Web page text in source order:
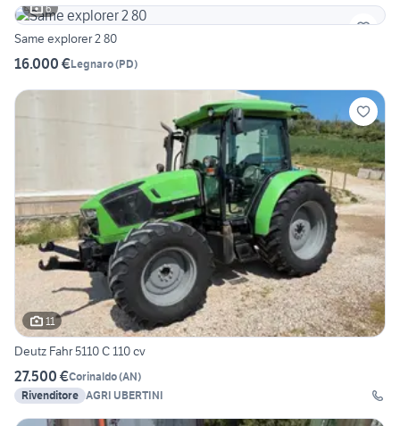
6
Same explorer 2 80
16.000 €Legnaro(PD)
11
Deutz Fahr 5110 C 110 cv
27.500 €Corinaldo(AN)
Rivenditore AGRI UBERTINI